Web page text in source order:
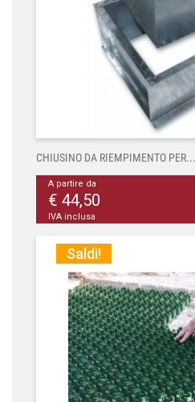
CHIUSINO DA RIEMPIMENTO PER...
A partire da
€ 44,50
IVA inclusa
Saldi!